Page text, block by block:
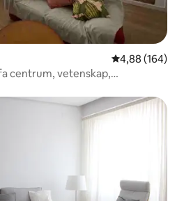
4,88 av 5 i
4,88 (164)
centrum, vetenskap,